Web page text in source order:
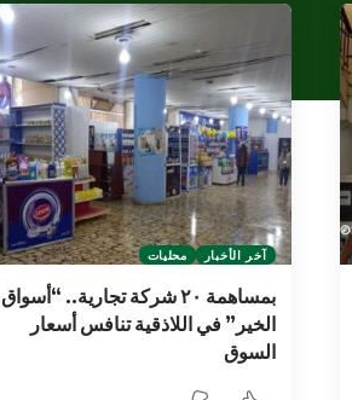
آخر الأخبار محليات
بمساهمة ٢٠ شركة تجارية.. “أسواق
الخير” في اللاذقية تنافس أسعار
السوق